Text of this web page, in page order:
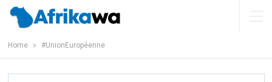
Home #UnionEuropéenne